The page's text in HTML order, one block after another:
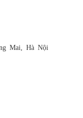
Mai, Hà Nội